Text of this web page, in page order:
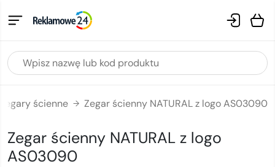
Zegary ścienne → Zegar ścienny NATURAL z logo AS03090
Zegar ścienny NATURAL z logo
AS03090